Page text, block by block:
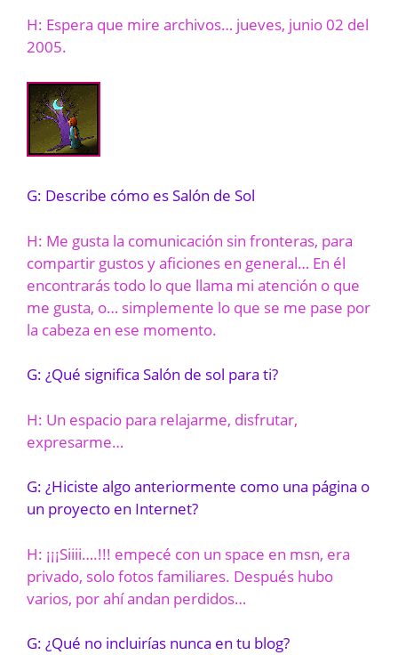
H: Espera que mire archivos… jueves, junio 02 del
2005.
G: Describe cómo es Salón de Sol
H: Me gusta la comunicación sin fronteras, para
compartir gustos y aficiones en general… En él
encontrarás todo lo que llama mi atención o que
me gusta, o… simplemente lo que se me pase por
la cabeza en ese momento.
G: ¿Qué significa Salón de sol para ti?
H: Un espacio para relajarme, disfrutar,
expresarme…
G: ¿Hiciste algo anteriormente como una página o
un proyecto en Internet?
H: ¡¡¡Siiii….!!! empecé con un space en msn, era
privado, solo fotos familiares. Después hubo
varios, por ahí andan perdidos…
G: ¿Qué no incluirías nunca en tu blog?